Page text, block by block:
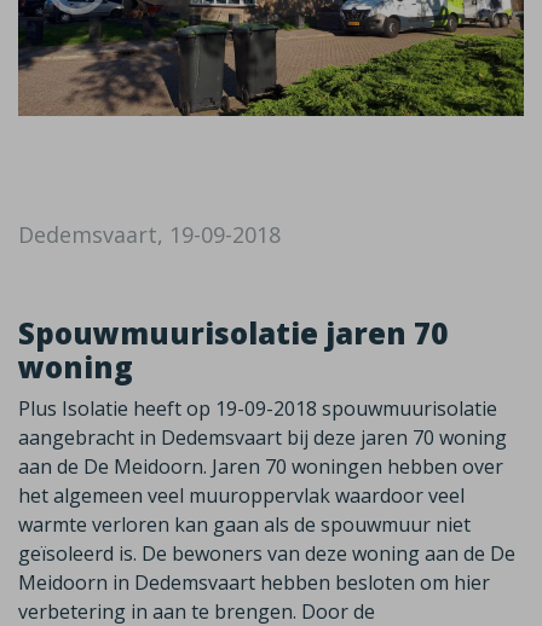
Dedemsvaart, 19-09-2018
Spouwmuurisolatie jaren 70
woning
Plus Isolatie heeft op 19-09-2018 spouwmuurisolatie
aangebracht in Dedemsvaart bij deze jaren 70 woning
aan de De Meidoorn. Jaren 70 woningen hebben over
het algemeen veel muuroppervlak waardoor veel
warmte verloren kan gaan als de spouwmuur niet
geïsoleerd is. De bewoners van deze woning aan de De
Meidoorn in Dedemsvaart hebben besloten om hier
verbetering in aan te brengen. Door de